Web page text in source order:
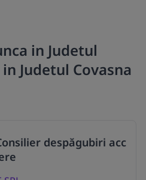
in Judetul
Judetul Covasna
despăgubiri acc